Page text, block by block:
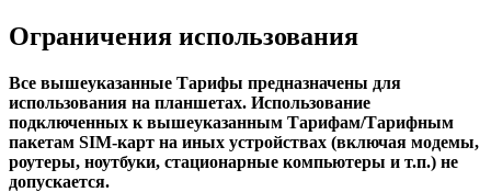
Ограничения использования
Все вышеуказанные Тарифы предназначены для
использования на планшетах. Использование
подключенных к вышеуказанным Тарифам/Тарифным
пакетам SIM-карт на иных устройствах (включая модемы,
роутеры, ноутбуки, стационарные компьютеры и т.п.) не
допускается.